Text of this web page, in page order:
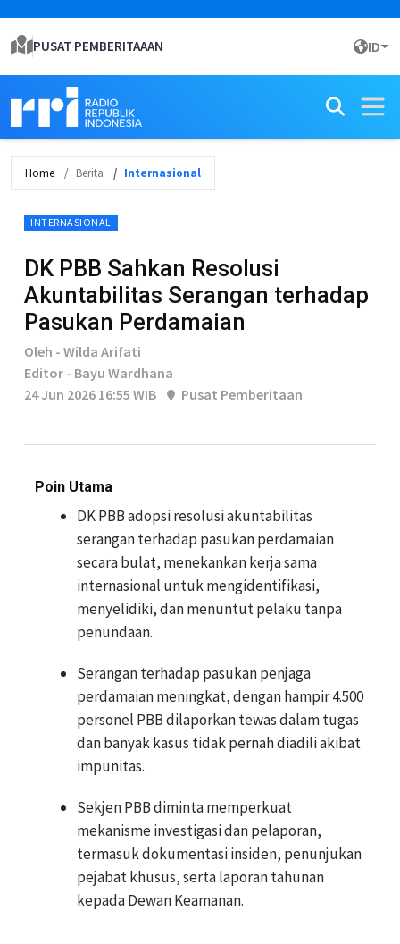
PUSAT PEMBERITAAAN ID
Home Berita Internasional
INTERNASIONAL
DK PBB Sahkan Resolusi
Akuntabilitas Serangan terhadap
Pasukan Perdamaian
Oleh - Wilda Arifati
Editor - Bayu Wardhana
24 Jun 2026 16:55 WIB
Pusat Pemberitaan
Poin Utama
DK PBB adopsi resolusi akuntabilitas
serangan terhadap pasukan perdamaian
secara bulat, menekankan kerja sama
internasional untuk mengidentifikasi,
menyelidiki, dan menuntut pelaku tanpa
penundaan.
Serangan terhadap pasukan penjaga
perdamaian meningkat, dengan hampir 4.500
personel PBB dilaporkan tewas dalam tugas
dan banyak kasus tidak pernah diadili akibat
impunitas.
Sekjen PBB diminta memperkuat
mekanisme investigasi dan pelaporan,
termasuk dokumentasi insiden, penunjukan
pejabat khusus, serta laporan tahunan
kepada Dewan Keamanan.